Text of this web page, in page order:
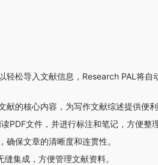
轻松导入文献信息，Research PAL将自
的核心内容，为写作文献综述提供便利
PDF文件，并进行标注和笔记，方便整
保文章的清晰度和连贯性。
集成，方便管理文献资料。